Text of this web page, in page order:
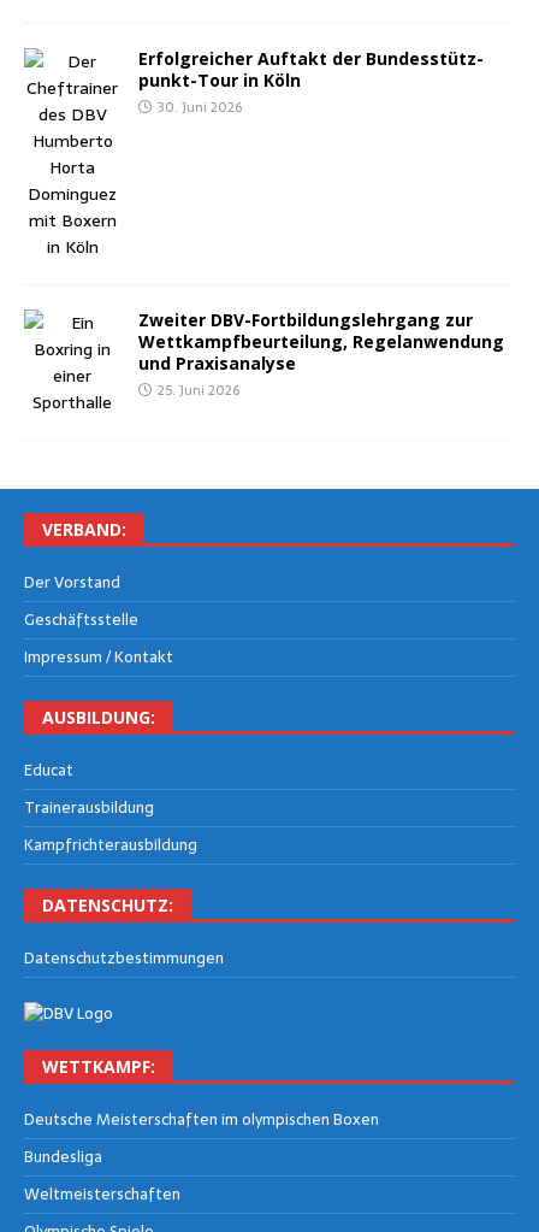
Erfolg­rei­cher Auf­takt der Bun­des­stütz­
punkt-Tour in Köln
30. Juni 2026
Zwei­ter DBV-Fort­bil­dungs­lehr­gang zur
Wett­kampf­be­ur­tei­lung, Regel­an­wen­dung
und Praxisanalyse
25. Juni 2026
VER­BAND:
Der Vor­stand
Geschäfts­stel­le
Impres­sum / Kontakt
AUS­BIL­DUNG:
Edu­cat
Trai­ner­aus­bil­dung
Kampf­rich­ter­aus­bil­dung
DATEN­SCHUTZ:
Daten­schutz­be­stim­mun­gen
WETT­KAMPF:
Deut­sche Meis­ter­schaf­ten im olym­pi­schen Boxen
Bun­des­li­ga
Welt­meis­ter­schaf­ten